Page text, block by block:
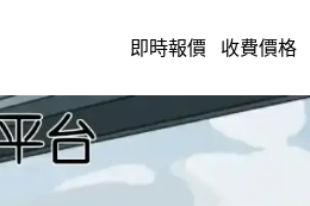
即時報價 收費價格